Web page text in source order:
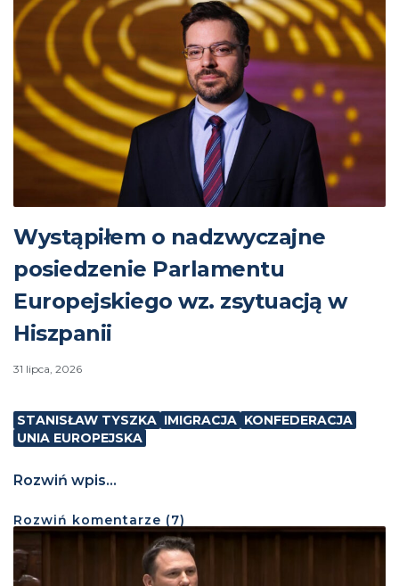
Wystąpiłem o nadzwyczajne
posiedzenie Parlamentu
Europejskiego wz. zsytuacją w
Hiszpanii
31 lipca, 2026
STANISŁAW TYSZKA IMIGRACJA KONFEDERACJA
UNIA EUROPEJSKA
Rozwiń wpis...
Rozwiń komentarze (7)